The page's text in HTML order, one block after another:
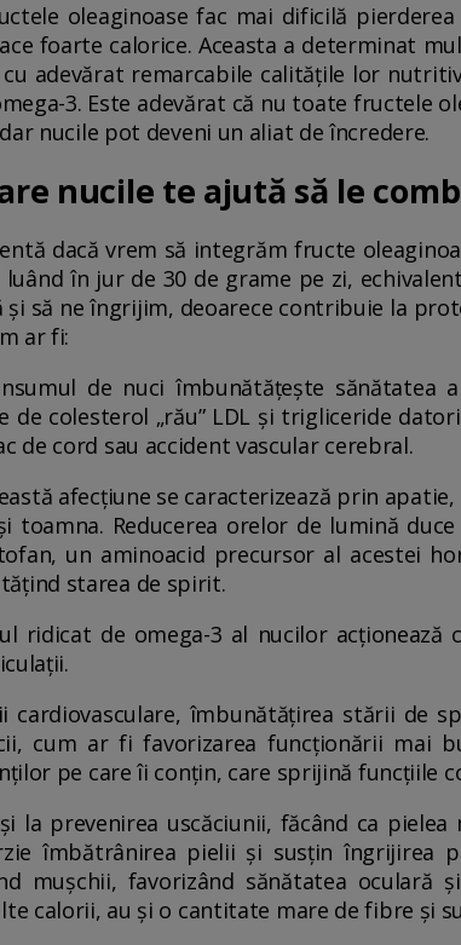
oleaginoase fac mai dificilă
foarte calorice. Aceasta a determinat
adevărat remarcabile calitățile lor
3. Este adevărat că nu toate fructele
nucile pot deveni un aliat de încredere.
nucile te ajută să le
dacă vrem să integrăm fructe
în jur de 30 de grame pe zi,
și să ne îngrijim, deoarece contribuie la
ar fi:
de nuci îmbunătățește sănătatea
de colesterol „rău” LDL și trigliceride
de cord sau accident vascular cerebral.
afecțiune se caracterizează prin
toamna. Reducerea orelor de lumină
un aminoacid precursor al acestei
starea de spirit.
ridicat de omega-3 al nucilor
cardiovasculare, îmbunătățirea stării de
cum ar fi favorizarea funcționării mai
pe care îi conțin, care sprijină funcțiile
la prevenirea uscăciunii, făcând ca
îmbătrânirea pielii și susțin îngrijirea
mușchii, favorizând sănătatea oculară
calorii, au și o cantitate mare de fibre și